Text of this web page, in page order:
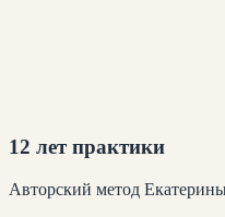
12 лет практики
Авторский метод